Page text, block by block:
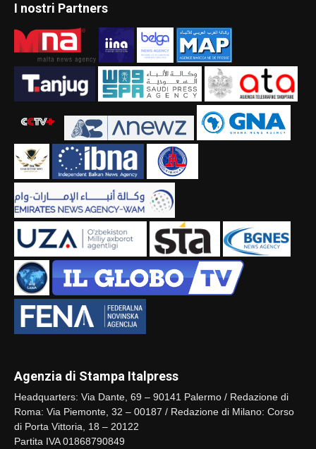
I nostri Partners
Agenzia di Stampa Italpress
Headquarters: Via Dante, 69 – 90141 Palermo / Redazione di
Roma: Via Piemonte, 32 – 00187 / Redazione di Milano: Corso
di Porta Vittoria, 18 – 20122
Partita IVA 01868790849